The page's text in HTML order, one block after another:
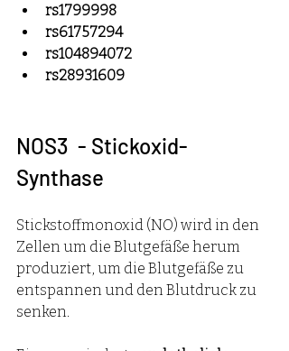
rs1799998
rs61757294
rs104894072
rs28931609
NOS3  - Stickoxid-
Synthase
Stickstoffmonoxid (NO) wird in den
Zellen um die Blutgefäße herum
produziert, um die Blutgefäße zu
entspannen und den Blutdruck zu
senken.